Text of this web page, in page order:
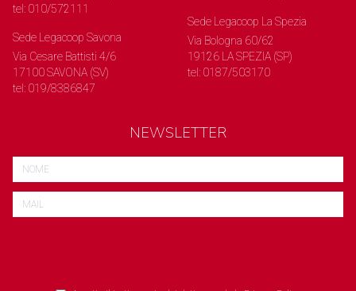
tel: 010/572111
Sede Legacoop Savona
Via Cesare Battisti 4/6
17100 SAVONA (SV)
tel: 019/8386847
Sede Legacoop La Spezia
Via Bologna 60/62
19126 LA SPEZIA (SP)
tel: 0187/503170
NEWSLETTER